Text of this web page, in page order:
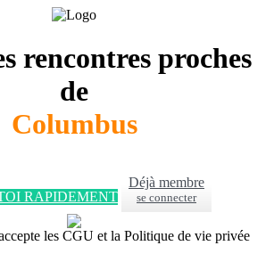
rencontres proches
de
Columbus
RAPIDEMENT
Déjà membre
se connecter
les CGU et la Politique de vie privée